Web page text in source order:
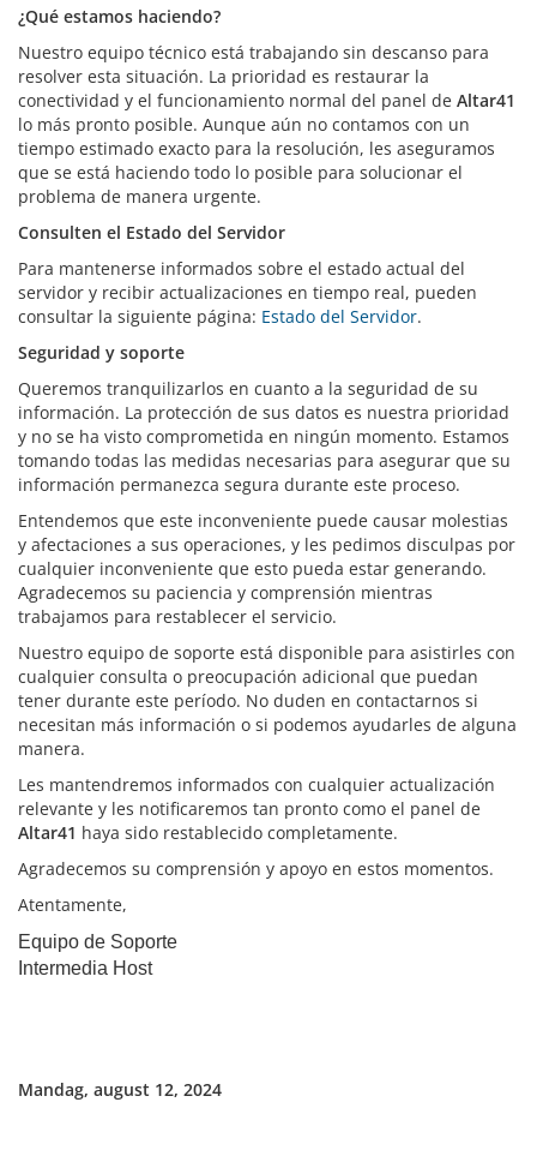
¿Qué estamos haciendo?
Nuestro equipo técnico está trabajando sin descanso para
resolver esta situación. La prioridad es restaurar la
conectividad y el funcionamiento normal del panel de Altar41
lo más pronto posible. Aunque aún no contamos con un
tiempo estimado exacto para la resolución, les aseguramos
que se está haciendo todo lo posible para solucionar el
problema de manera urgente.
Consulten el Estado del Servidor
Para mantenerse informados sobre el estado actual del
servidor y recibir actualizaciones en tiempo real, pueden
consultar la siguiente página: Estado del Servidor.
Seguridad y soporte
Queremos tranquilizarlos en cuanto a la seguridad de su
información. La protección de sus datos es nuestra prioridad
y no se ha visto comprometida en ningún momento. Estamos
tomando todas las medidas necesarias para asegurar que su
información permanezca segura durante este proceso.
Entendemos que este inconveniente puede causar molestias
y afectaciones a sus operaciones, y les pedimos disculpas por
cualquier inconveniente que esto pueda estar generando.
Agradecemos su paciencia y comprensión mientras
trabajamos para restablecer el servicio.
Nuestro equipo de soporte está disponible para asistirles con
cualquier consulta o preocupación adicional que puedan
tener durante este período. No duden en contactarnos si
necesitan más información o si podemos ayudarles de alguna
manera.
Les mantendremos informados con cualquier actualización
relevante y les notificaremos tan pronto como el panel de
Altar41 haya sido restablecido completamente.
Agradecemos su comprensión y apoyo en estos momentos.
Atentamente,
Equipo de Soporte
Intermedia Host
Mandag, august 12, 2024